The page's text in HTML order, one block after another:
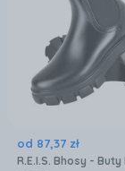
od 87,37 zł